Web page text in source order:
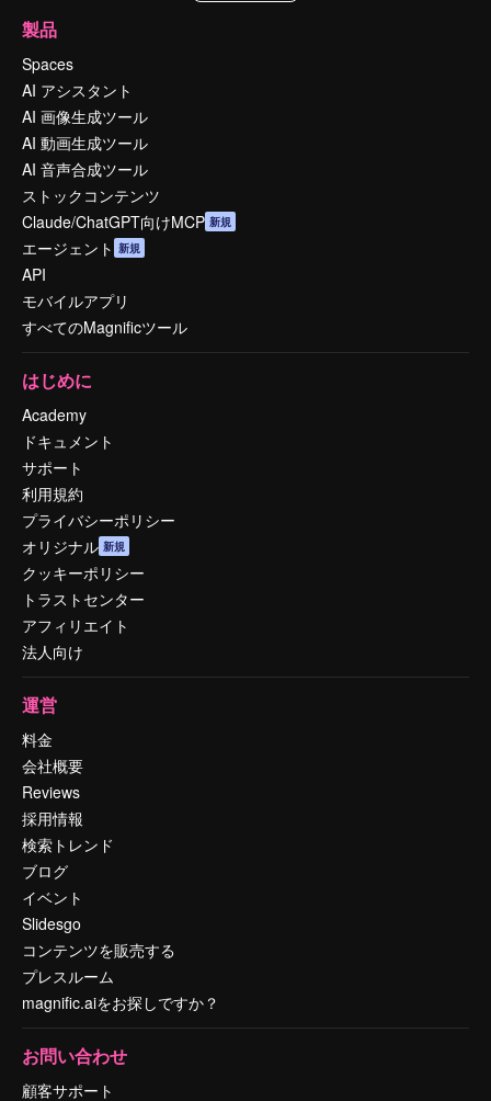
製品
Spaces
AI アシスタント
AI 画像生成ツール
AI 動画生成ツール
AI 音声合成ツール
ストックコンテンツ
Claude/ChatGPT向けMCP 新規
エージェント 新規
API
モバイルアプリ
すべてのMagnificツール
はじめに
Academy
ドキュメント
サポート
利用規約
プライバシーポリシー
オリジナル 新規
クッキーポリシー
トラストセンター
アフィリエイト
法人向け
運営
料金
会社概要
Reviews
採用情報
検索トレンド
ブログ
イベント
Slidesgo
コンテンツを販売する
プレスルーム
magnific.aiをお探しですか？
お問い合わせ
顧客サポート